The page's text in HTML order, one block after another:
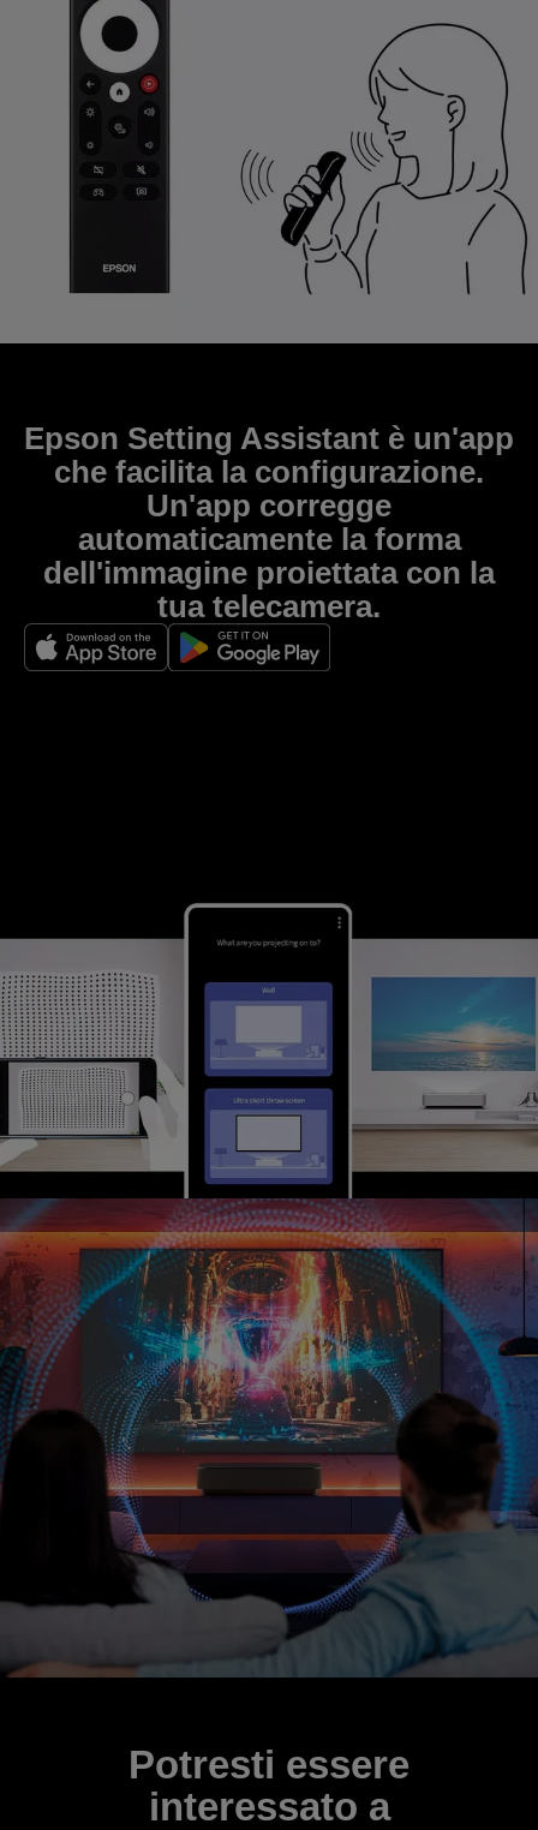
Epson Setting Assistant è un'app
che facilita la configurazione.
Un'app corregge
automaticamente la forma
dell'immagine proiettata con la
tua telecamera.
Potresti essere
interessato a